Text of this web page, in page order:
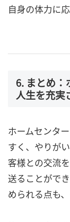
自身の体力に
6. まとめ：
人生を充実
ホームセンタ
すく、やりが
客様との交流
送ることがで
められる点も